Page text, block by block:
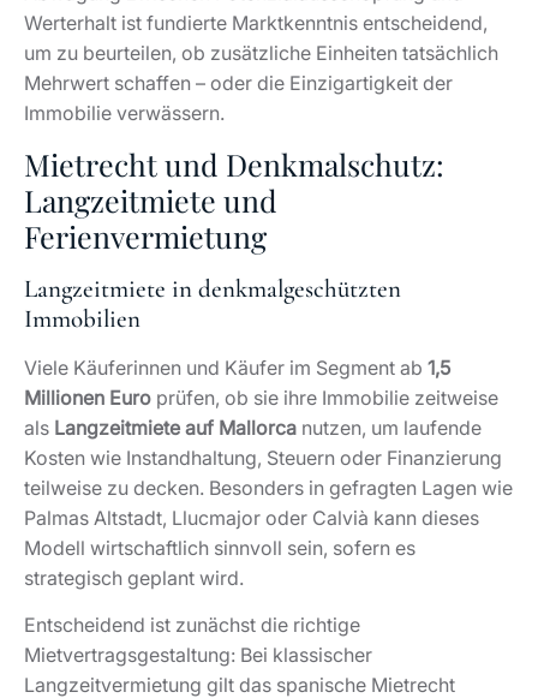
Werterhalt ist fundierte Marktkenntnis entscheidend,
um zu beurteilen, ob zusätzliche Einheiten tatsächlich
Mehrwert schaffen – oder die Einzigartigkeit der
Immobilie verwässern.
Mietrecht und Denkmalschutz:
Langzeitmiete und
Ferienvermietung
Langzeitmiete in denkmalgeschützten
Immobilien
Viele Käuferinnen und Käufer im Segment ab 1,5
Millionen Euro prüfen, ob sie ihre Immobilie zeitweise
als Langzeitmiete auf Mallorca nutzen, um laufende
Kosten wie Instandhaltung, Steuern oder Finanzierung
teilweise zu decken. Besonders in gefragten Lagen wie
Palmas Altstadt, Llucmajor oder Calvià kann dieses
Modell wirtschaftlich sinnvoll sein, sofern es
strategisch geplant wird.
Entscheidend ist zunächst die richtige
Mietvertragsgestaltung: Bei klassischer
Langzeitvermietung gilt das spanische Mietrecht